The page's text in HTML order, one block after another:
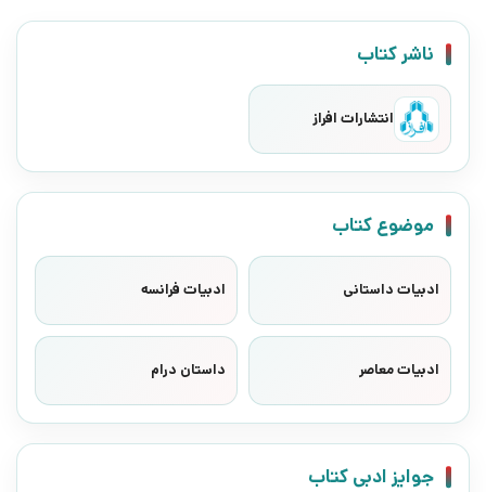
ناشر کتاب
انتشارات افراز
موضوع کتاب
ادبیات داستانی ادبیات فرانسه
ادبیات معاصر داستان درام
جوایز ادبی کتاب